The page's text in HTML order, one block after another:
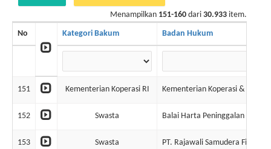
Menampilkan 151-160 dari 30.933 item.
No Kategori Bakum Badan Hukum
151 Kementerian Koperasi RI Kementerian Koperasi & UKM
152 Swasta Balai Harta Peninggalan
153 Swasta PT. Rajawali Samudera Fishing